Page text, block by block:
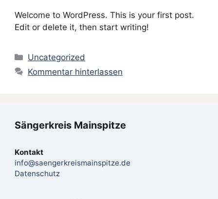
Welcome to WordPress. This is your first post.
Edit or delete it, then start writing!
Kategorien
Uncategorized
Kommentar hinterlassen
Sängerkreis Mainspitze
Kontakt
info@saengerkreismainspitze.de
Datenschutz